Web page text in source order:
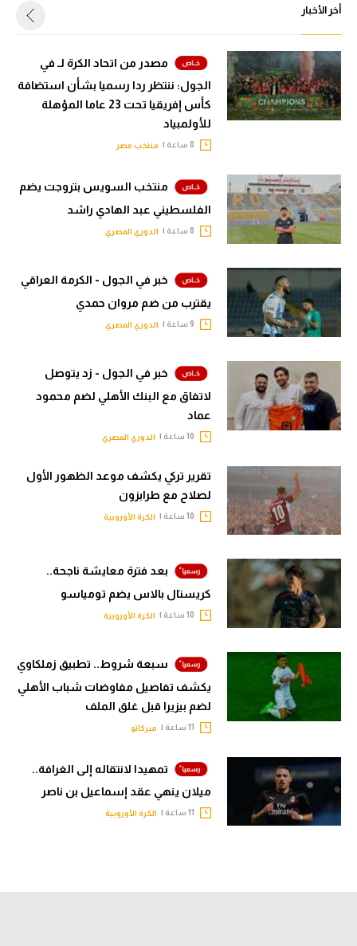
أخر الأخبار
مصدر من اتحاد الكرة لـ في
الجول: ننتظر ردا رسميا بشأن استضافة
كأس إفريقيا تحت 23 عاما المؤهلة
للأولمبياد
منتخب مصر
منتخب السويس بتروجت يضم
الفلسطيني عبد الهادي راشد
الدوري المصري
خبر في الجول - الكرمة العراقي
يقترب من ضم مروان حمدي
الدوري المصري
خبر في الجول - زد يتوصل
لاتفاق مع البنك الأهلي لضم محمود
عماد
الدوري المصري
تقرير تركي يكشف موعد الظهور الأول
لصلاح مع طرابزون
الكرة الأوروبية
بعد فترة معايشة ناجحة..
كريستال بالاس يضم تومياسو
الكرة الأوروبية
سبعة شروط.. تطبيق زملكاوي
يكشف تفاصيل مفاوضات شباب الأهلي
لضم بيزيرا قبل غلق الملف
ميركاتو
تمهيدا لانتقاله إلى الغرافة..
ميلان ينهي عقد إسماعيل بن ناصر
الكرة الأوروبية